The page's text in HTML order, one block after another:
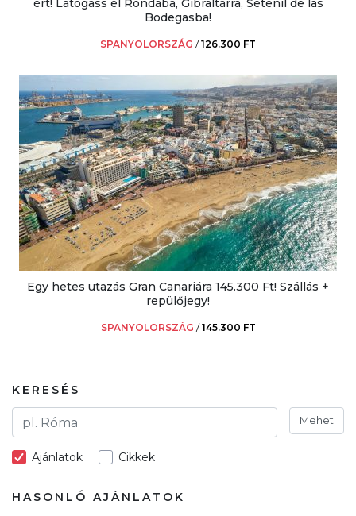
ért! Látogass el Rondába, Gibraltárra, Setenil de las
Bodegasba!
SPANYOLORSZÁG /126.300 FT
Egy hetes utazás Gran Canariára 145.300 Ft! Szállás +
repülőjegy!
SPANYOLORSZÁG /145.300 FT
KERESÉS
Mehet
Ajánlatok Cikkek
HASONLÓ AJÁNLATOK